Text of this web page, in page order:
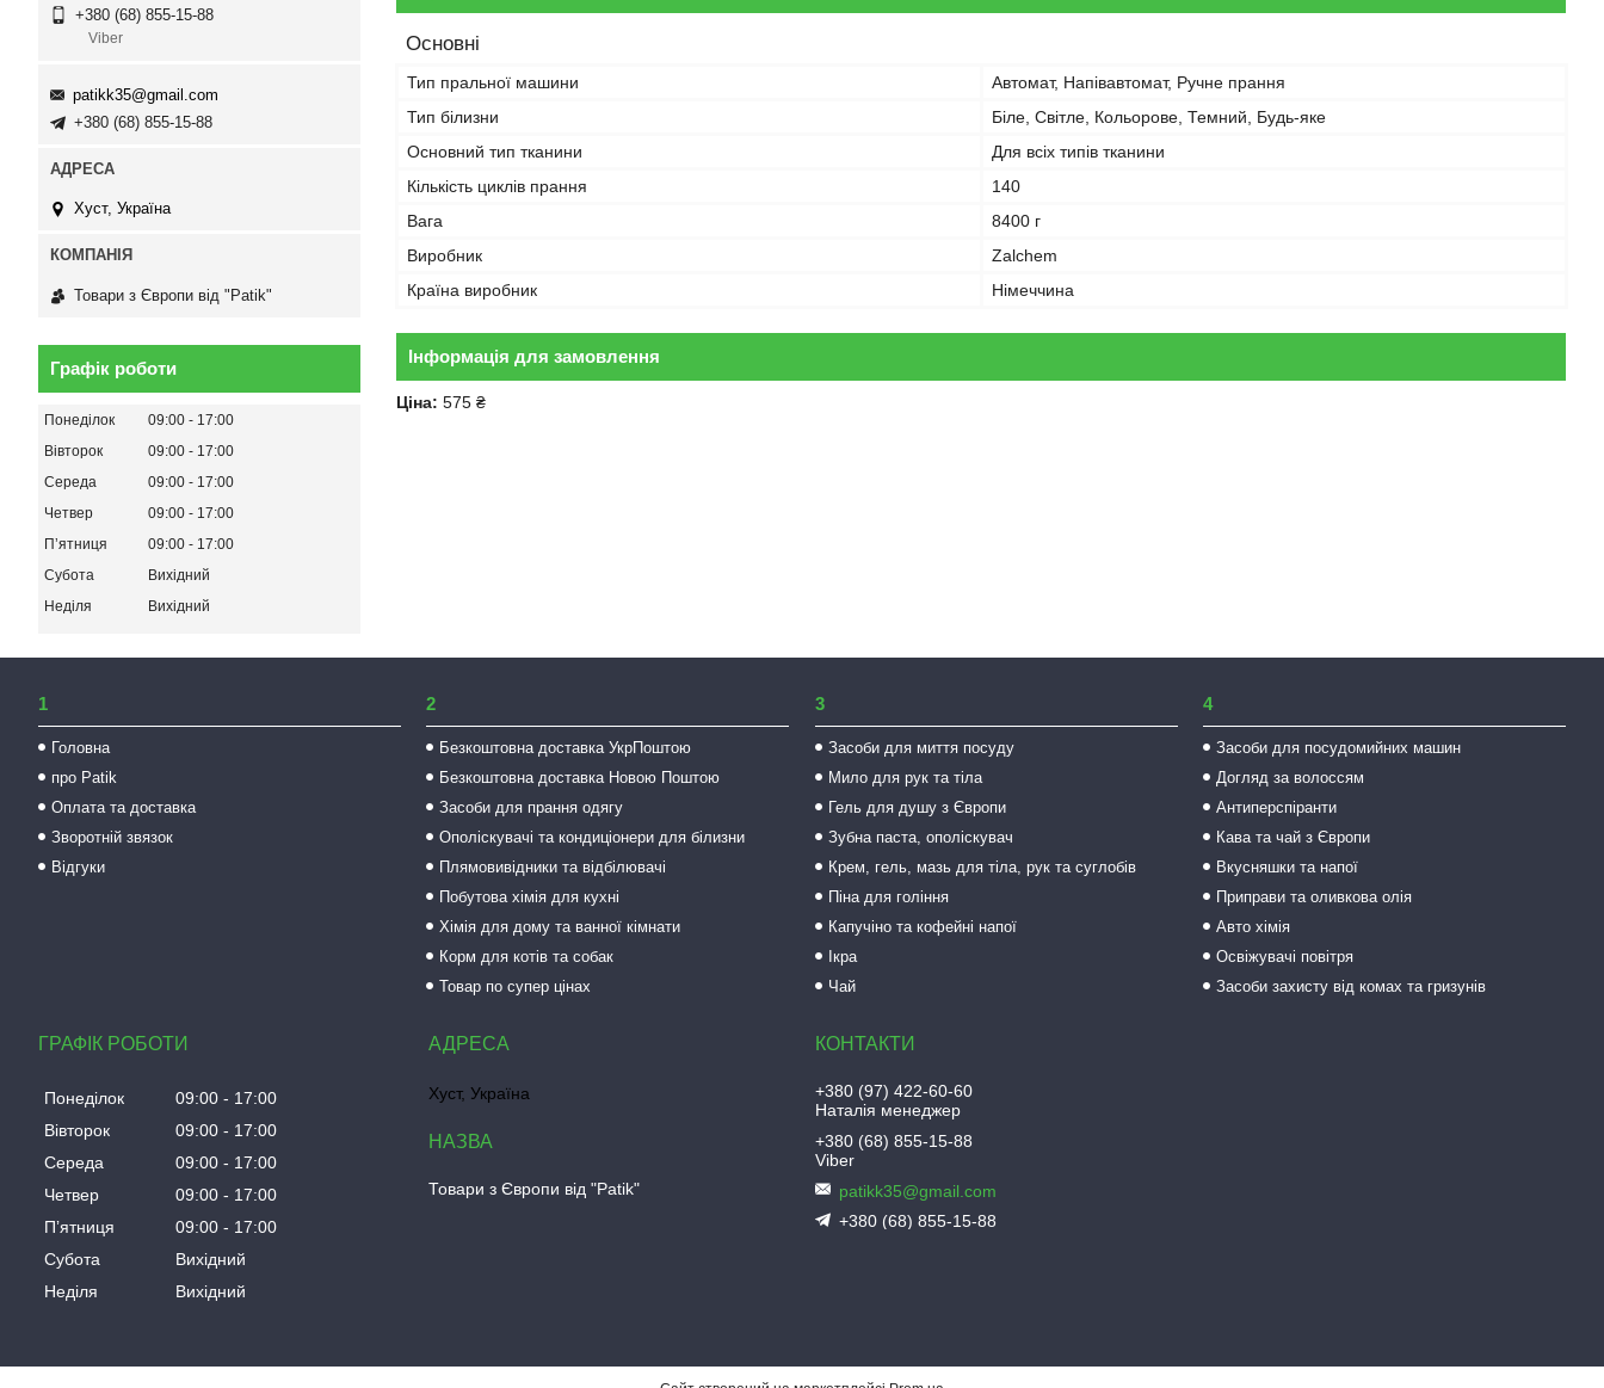
Основні
Тип пральної машини
Автомат, Напівавтомат, Ручне прання
Тип білизни
Біле, Світле, Кольорове, Темний, Будь-яке
Основний тип тканини
Для всіх типів тканини
Кількість циклів прання
140
Вага
8400 г
Виробник
Zalchem
Країна виробник
Німеччина
Інформація для замовлення
Ціна: 575 ₴
+380 (68) 855-15-88
Viber
patikk35@gmail.com
+380 (68) 855-15-88
Хуст, Україна
Товари з Європи від "Patik"
Графік роботи
Понеділок 09:00
17:00
Вівторок
09:00
17:00
Середа
09:00
17:00
Четвер
09:00
17:00
Пʼятниця
09:00
17:00
Субота
Вихідний
Неділя
Вихідний
1
Головна
про Patik
Оплата та доставка
Зворотній звязок
Відгуки
2
Безкоштовна доставка УкрПоштою
Безкоштовна доставка Новою Поштою
Засоби для прання одягу
Ополіскувачі та кондиціонери для білизни
Плямовивідники та відбілювачі
Побутова хімія для кухні
Хімія для дому та ванної кімнати
Корм для котів та собак
Товар по супер цінах
3
Засоби для миття посуду
Мило для рук та тіла
Гель для душу з Європи
Зубна паста, ополіскувач
Крем, гель, мазь для тіла, рук та суглобів
Піна для гоління
Капучіно та кофейні напої
Ікра
Чай
4
Засоби для посудомийних машин
Догляд за волоссям
Антиперспіранти
Кава та чай з Європи
Вкусняшки та напої
Приправи та оливкова олія
Авто хімія
Освіжувачі повітря
Засоби захисту від комах та гризунів
ГРАФІК РОБОТИ
Понеділок 09:00
17:00
Вівторок
09:00
17:00
Середа
09:00
17:00
Четвер
09:00
17:00
Пʼятниця
09:00
17:00
Субота
Вихідний
Неділя
Вихідний
Хуст, Україна
Товари з Європи від "Patik"
+380 (97) 422-60-60
Наталія менеджер
+380 (68) 855-15-88
Viber
patikk35@gmail.com
+380 (68) 855-15-88